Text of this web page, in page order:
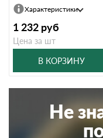
Характеристики
1 232 руб
Цена за шт
В КОРЗИНУ
Не